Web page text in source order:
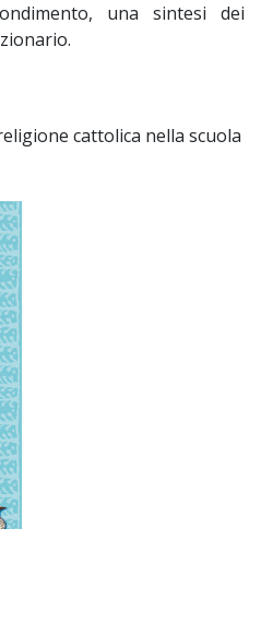
una sintesi dei
cattolica nella scuola